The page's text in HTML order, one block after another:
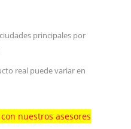
principales por
real puede variar en
nuestros asesores